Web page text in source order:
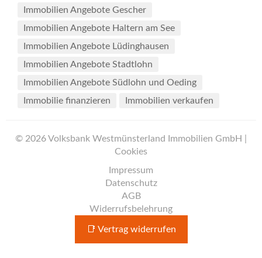
Immobilien Angebote Gescher
Immobilien Angebote Haltern am See
Immobilien Angebote Lüdinghausen
Immobilien Angebote Stadtlohn
Immobilien Angebote Südlohn und Oeding
Immobilie finanzieren
Immobilien verkaufen
© 2026 Volksbank Westmünsterland Immobilien GmbH |
Cookies
Impressum
Datenschutz
AGB
Widerrufsbelehrung
📑 Vertrag widerrufen